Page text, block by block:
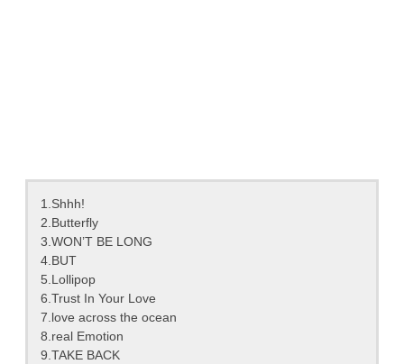
1.Shhh!
2.Butterfly
3.WON’T BE LONG
4.BUT
5.Lollipop
6.Trust In Your Love
7.love across the ocean
8.real Emotion
9.TAKE BACK